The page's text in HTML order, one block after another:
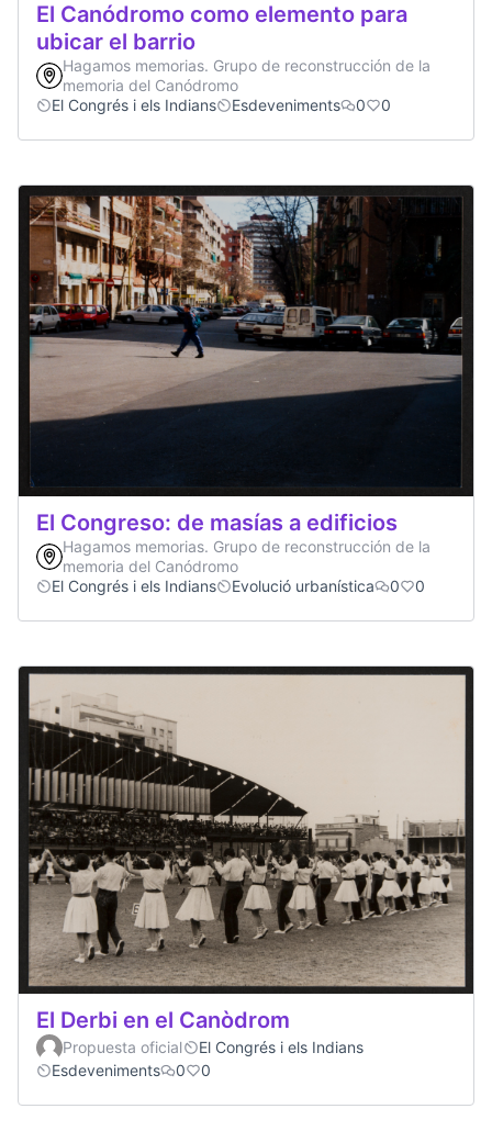
El Canódromo como elemento para
ubicar el barrio
Hagamos memorias. Grupo de reconstrucción de la
memoria del Canódromo
El Congrés i els Indians
Esdeveniments 0 0
El Congreso: de masías a edificios
Hagamos memorias. Grupo de reconstrucción de la
memoria del Canódromo
El Congrés i els Indians
Evolució urbanística 0 0
El Derbi en el Canòdrom
Propuesta oficial
El Congrés i els Indians
Esdeveniments
0 0